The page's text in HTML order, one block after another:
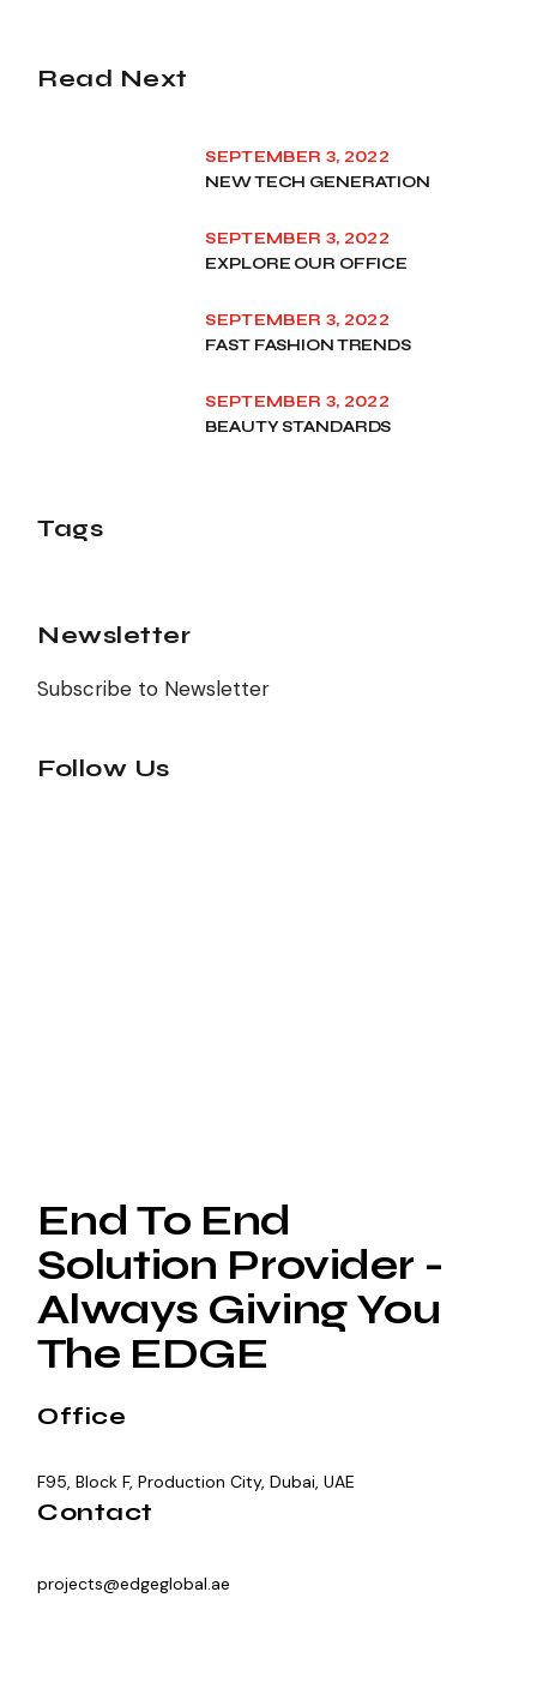
Read Next
SEPTEMBER 3, 2022
NEW TECH GENERATION
SEPTEMBER 3, 2022
EXPLORE OUR OFFICE
SEPTEMBER 3, 2022
FAST FASHION TRENDS
SEPTEMBER 3, 2022
BEAUTY STANDARDS
Tags
Newsletter
Subscribe to Newsletter
Follow Us
End To End
Solution Provider -
Always Giving You
The EDGE
Office
F95, Block F, Production City, Dubai, UAE
Contact
projects@edgeglobal.ae